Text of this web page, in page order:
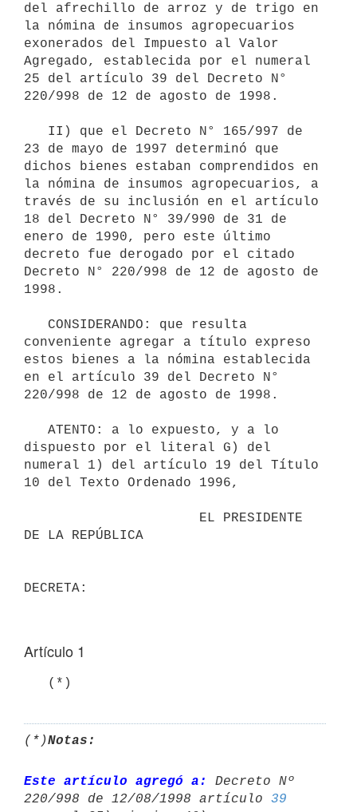
del afrechillo de arroz y de trigo en
la nómina de insumos agropecuarios
exonerados del Impuesto al Valor
Agregado, establecida por el numeral
25 del artículo 39 del Decreto N°
220/998 de 12 de agosto de 1998.
23 de mayo de 1997 determinó que
dichos bienes estaban comprendidos en
la nómina de insumos agropecuarios, a
través de su inclusión en el artículo
18 del Decreto N° 39/990 de 31 de
enero de 1990, pero este último
decreto fue derogado por el citado
Decreto N° 220/998 de 12 de agosto de
1998.
conveniente agregar a título expreso
estos bienes a la nómina establecida
en el artículo 39 del Decreto N°
220/998 de 12 de agosto de 1998.
dispuesto por el literal G) del
numeral 1) del artículo 19 del Título
10 del Texto Ordenado 1996,
DE LA REPÚBLICA
Artículo 1
   (*)
(*)Notas:
Este artículo agregó a:
Decreto Nº
220/998 de 12/08/1998 artículo 39